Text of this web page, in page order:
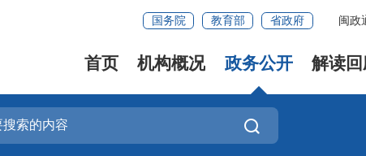
国务院 教育部 省政府 闽政
首页 机构概况 政务公开 解读